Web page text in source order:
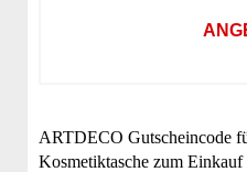
ARTDECO Gutscheincode
Kosmetiktasche zum Einkauf